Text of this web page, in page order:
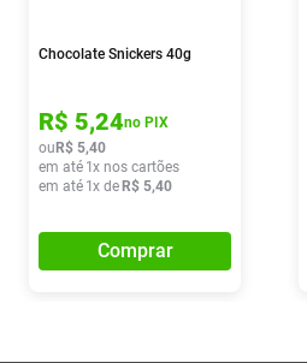
Chocolate Snickers 40g
R$ 5,24no PIX
ou R$ 5,40
em até 1x nos cartões
em até 1x de R$ 5,40
Comprar